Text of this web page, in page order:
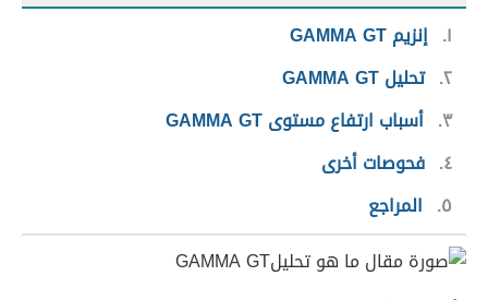
١ إنزيم GAMMA GT
٢ تحليل GAMMA GT
٣ أسباب ارتفاع مستوى GAMMA GT
٤ فحوصات أخرى
٥
المراجع